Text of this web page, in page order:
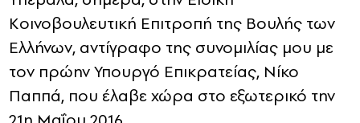
Κοινοβουλευτική Επιτροπή της Βουλής των
Ελλήνων, αντίγραφο της συνομιλίας μου με
τον πρώην Υπουργό Επικρατείας, Νίκο
Παππά, που έλαβε χώρα στο εξωτερικό την